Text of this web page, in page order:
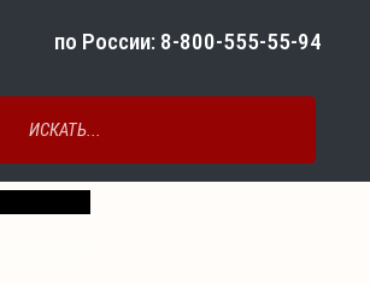
по России: 8-800-555-55-94
Next